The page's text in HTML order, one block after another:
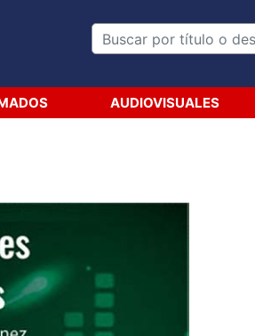
AUDIOVISUALES